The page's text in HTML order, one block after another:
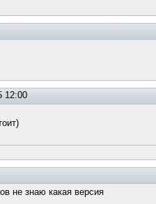
12:00
не знаю какая версия